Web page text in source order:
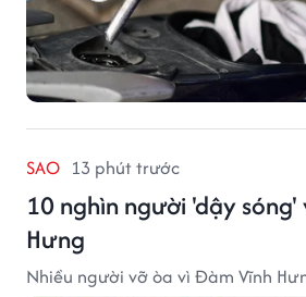
SAO 13 phút trước
10 nghìn người 'dậy
Hưng
Nhiều người vỡ òa vì Đàm Vĩnh